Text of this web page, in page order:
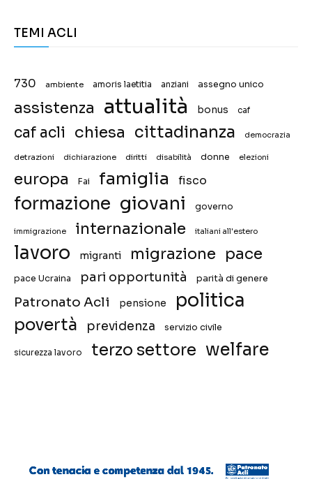
TEMI ACLI
730 ambiente amoris laetitia anziani assegno unico
assistenza attualità bonus caf
caf acli chiesa cittadinanza democrazia
detrazioni dichiarazione diritti disabilità donne elezioni
europa Fai famiglia fisco
formazione giovani governo
immigrazione internazionale italiani all'estero
lavoro migranti migrazione pace
pace Ucraina pari opportunità parità di genere
Patronato Acli pensione politica
povertà previdenza servizio civile
sicurezza lavoro terzo settore welfare